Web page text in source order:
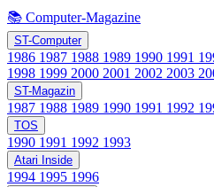
📚 Computer-Magazine
ST-Computer
1986 1987 1988 1989 1990 1991
1998 1999 2000 2001 2002 2003
ST-Magazin
1987 1988 1989 1990 1991 1992
TOS
1990 1991 1992 1993
Atari Inside
1994 1995 1996